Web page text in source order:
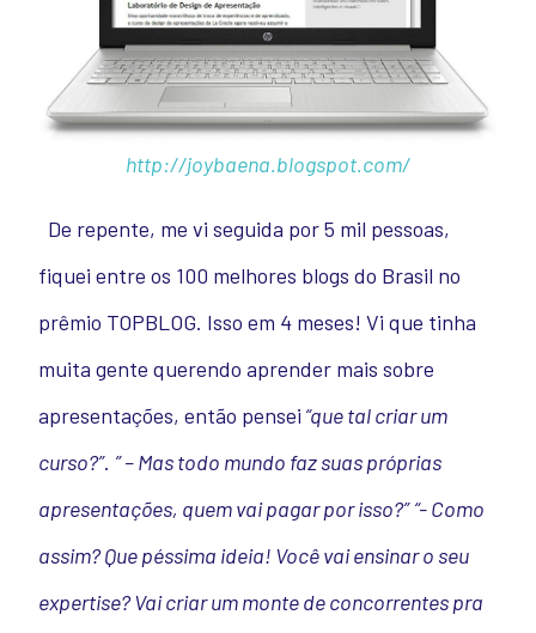
http://joybaena.blogspot.com/
De repente, me vi seguida por 5 mil pessoas,
fiquei entre os 100 melhores blogs do Brasil no
prêmio TOPBLOG. Isso em 4 meses! Vi que tinha
muita gente querendo aprender mais sobre
apresentações, então pensei “que tal criar um
curso?”. ” – Mas todo mundo faz suas próprias
apresentações, quem vai pagar por isso?” “- Como
assim? Que péssima ideia! Você vai ensinar o seu
expertise? Vai criar um monte de concorrentes pra